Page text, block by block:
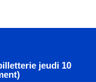
jeudi 10